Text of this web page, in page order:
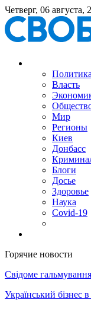
Четверг, 06 августа,
Политика
Власть
Мир
Регионы
Киев
Донбасс
Блоги
Досье
Здоровье
Наука
Covid-19
Горячие новости
Свідоме
Український бізнес